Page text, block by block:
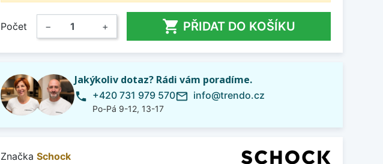
Počet − +  PŘIDAT DO KOŠÍKU
Jakýkoliv dotaz? Rádi vám poradíme.
phone +420 731 979 570
Po-Pá 9-12, 13-17
mail_outline info@trendo.cz
Značka Schock